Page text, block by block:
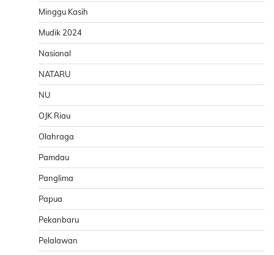
Minggu Kasih
Mudik 2024
Nasional
NATARU
NU
OJK Riau
Olahraga
Pamdau
Panglima
Papua
Pekanbaru
Pelalawan